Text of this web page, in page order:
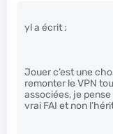
yl a écrit :
Jouer c’est une
remonter le VPN
associées, je pense
vrai FAI et non